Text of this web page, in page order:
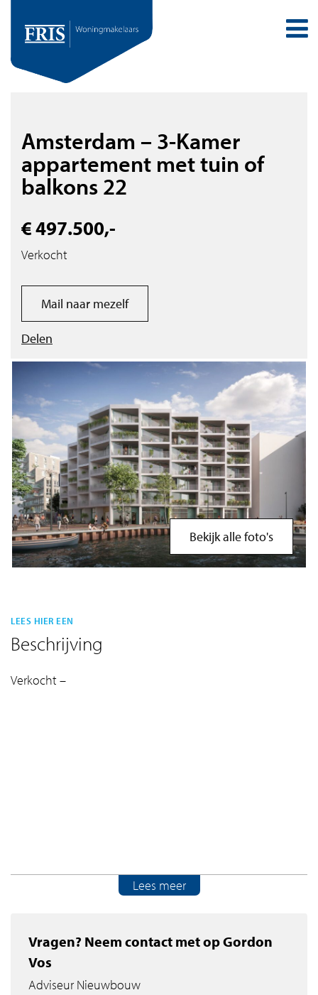
Amsterdam – 3-Kamer
appartement met tuin of
balkons 22
€ 497.500,-
Verkocht
Mail naar mezelf
Delen
Bekijk alle foto's
LEES HIER EEN
Beschrijving
Verkocht –
Lees meer
Vragen? Neem contact met op Gordon
Vos
Adviseur Nieuwbouw